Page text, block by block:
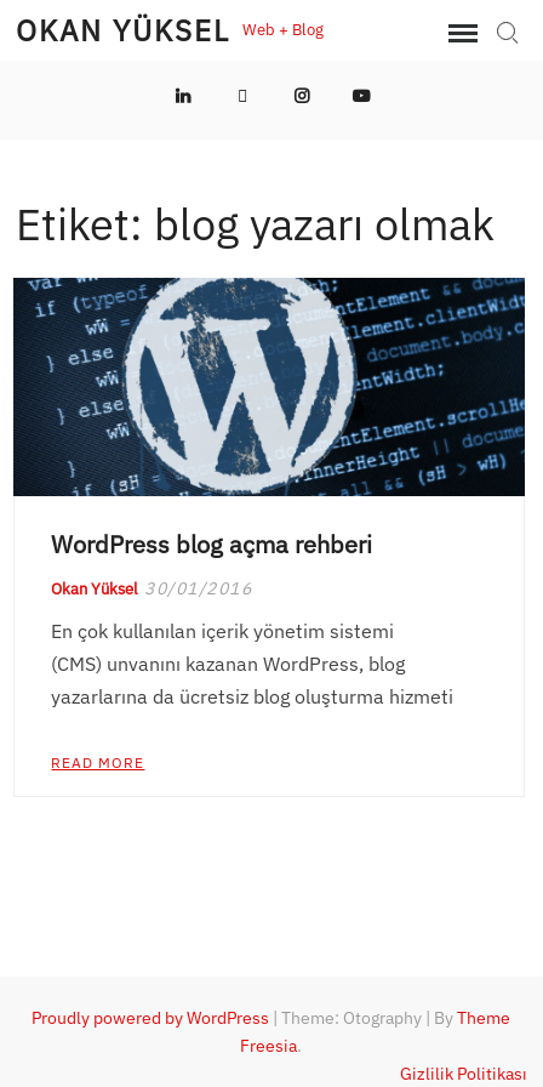
SkipOKAN YÜKSEL Web + Blog
LinkedInTwitterInstagramYouTube
Etiket: blog yazarı olmak
WordPress blog açma rehberi
Okan Yüksel 30/01/2016
En çok kullanılan içerik yönetim sistemi
(CMS) unvanını kazanan WordPress, blog
yazarlarına da ücretsiz blog oluşturma hizmeti
READ MORE
Proudly powered by WordPress |Theme: Otography | ByTheme
Freesia.
Gizlilik Politikası